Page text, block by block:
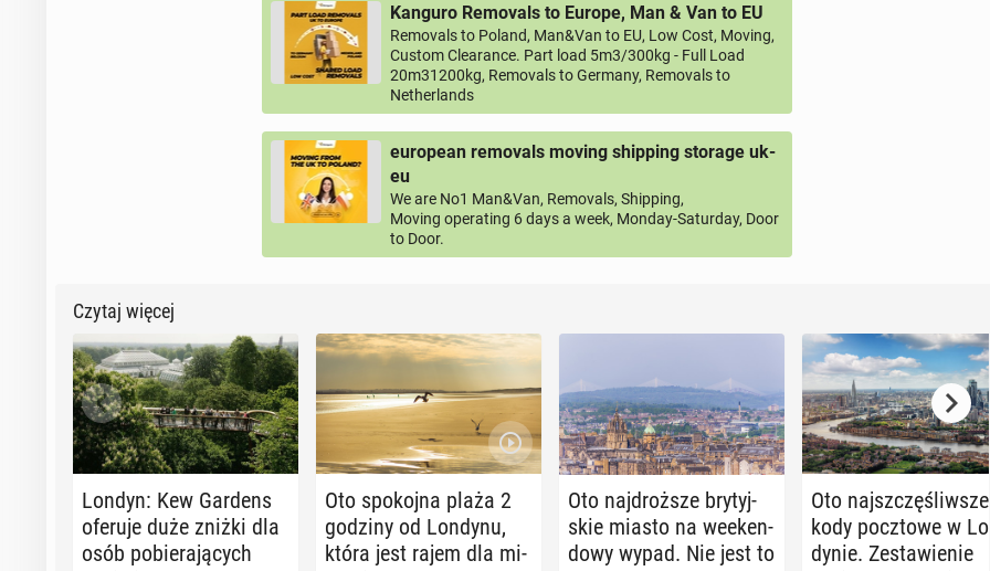
Kanguro Removals to Europe, Man & Van to EU
Removals to Poland, Man&Van to EU, Low Cost, Moving,
Custom Clearance. Part load 5m3/300kg - Full Load
20m31200kg, Removals to Germany, Removals to
Netherlands
european removals moving shipping storage uk-
eu
We are No1 Man&Van, Removals, Shipping,
Moving operating 6 days a week, Monday-Saturday, Door
to Door.
Czytaj więcej
Londyn: Kew Gardens
oferuje duże zniżki dla
osób po­bie­ra­ją­cych
Oto spo­koj­na plaża 2
godziny od Londynu,
która jest rajem dla mi­
Oto naj­droż­sze bry­tyj­
skie miasto na week­en­
do­wy wypad. Nie jest to
Oto naj­szczę­śliw­sze
kody pocz­to­we w
dy­nie. Ze­sta­wie­nie